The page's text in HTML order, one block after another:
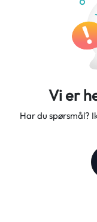
Vi er
Har du spørsmål?